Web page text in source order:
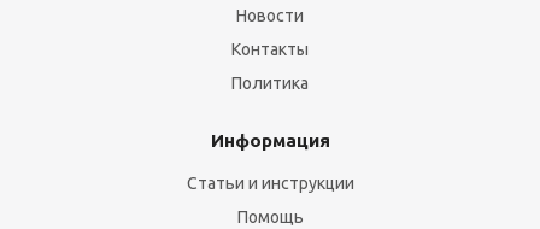
Новости
Контакты
Политика
Информация
Статьи и инструкции
Помощь